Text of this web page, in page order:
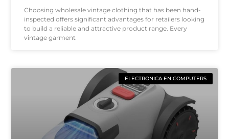
Choosing wholesale vintage clothing that has been hand-
inspected offers significant advantages for retailers looking
to build a reliable and attractive product range. Every
vintage garment
ELECTRONICA EN COMPUTERS